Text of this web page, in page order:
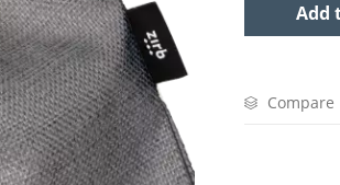
Add
Compare